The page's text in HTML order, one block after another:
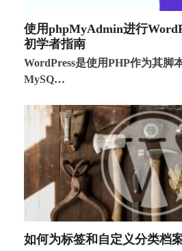
使用phpMyAdmin进行
初学者指南
WordPress是使用PHP作为其脚
MySQ…
如何为标签和自定义分类档